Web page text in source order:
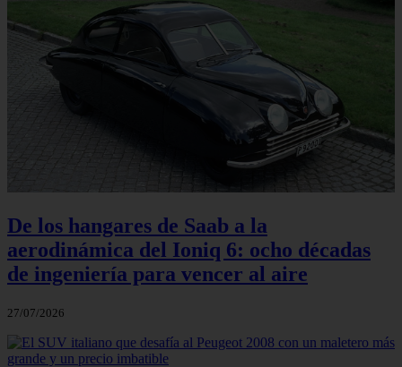
De los hangares de Saab a la
aerodinámica del Ioniq 6: ocho décadas
de ingeniería para vencer al aire
27/07/2026